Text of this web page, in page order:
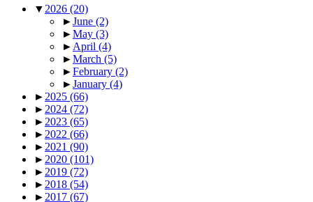
▼ 2026 (20)
►June (2)
►May (3)
► April (4)
►March (5)
►February (2)
►January (4)
► 2025 (66)
► 2024 (72)
► 2023 (65)
► 2022 (66)
► 2021 (90)
► 2020 (101)
► 2019 (72)
► 2018 (54)
► 2017 (67)